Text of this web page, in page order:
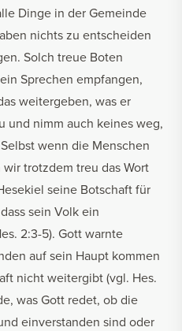
Dinge in der Gemeinde
nichts zu entscheiden
Solch treue Boten
Sprechen empfangen,
weitergeben, was er
und nimm auch keines weg,
wenn die Menschen
trotzdem treu das Wort
seine Botschaft für
sein Volk ein
2:3-5). Gott warnte
auf sein Haupt kommen
nicht weitergibt (vgl. Hes.
was Gott redet, ob die
einverstanden sind oder